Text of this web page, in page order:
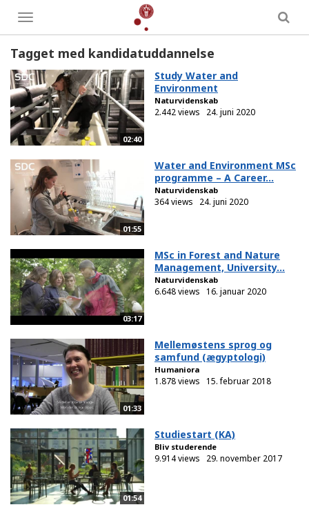
Toggle
menu
Tagget med kandidatuddannelse
02:40
Study Water and
Environment
Naturvidenskab
2.442 views 24. juni 2020
01:55
Water and Environment MSc
programme – A Career...
Naturvidenskab
364 views 24. juni 2020
03:17
MSc in Forest and Nature
Management, University...
Naturvidenskab
6.648 views 16. januar 2020
01:33
Mellemøstens sprog og
samfund (ægyptologi)
Humaniora
1.878 views 15. februar 2018
01:54
Studiestart (KA)
Bliv studerende
9.914 views 29. november 2017